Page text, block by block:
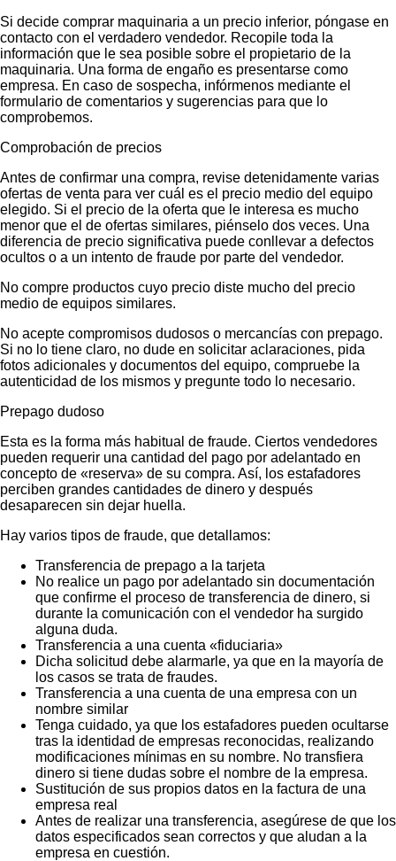
Si decide comprar maquinaria a un precio inferior, póngase en
contacto con el verdadero vendedor. Recopile toda la
información que le sea posible sobre el propietario de la
maquinaria. Una forma de engaño es presentarse como
empresa. En caso de sospecha, infórmenos mediante el
formulario de comentarios y sugerencias para que lo
comprobemos.
Comprobación de precios
Antes de confirmar una compra, revise detenidamente varias
ofertas de venta para ver cuál es el precio medio del equipo
elegido. Si el precio de la oferta que le interesa es mucho
menor que el de ofertas similares, piénselo dos veces. Una
diferencia de precio significativa puede conllevar a defectos
ocultos o a un intento de fraude por parte del vendedor.
No compre productos cuyo precio diste mucho del precio
medio de equipos similares.
No acepte compromisos dudosos o mercancías con prepago.
Si no lo tiene claro, no dude en solicitar aclaraciones, pida
fotos adicionales y documentos del equipo, compruebe la
autenticidad de los mismos y pregunte todo lo necesario.
Prepago dudoso
Esta es la forma más habitual de fraude. Ciertos vendedores
pueden requerir una cantidad del pago por adelantado en
concepto de «reserva» de su compra. Así, los estafadores
perciben grandes cantidades de dinero y después
desaparecen sin dejar huella.
Hay varios tipos de fraude, que detallamos:
Transferencia de prepago a la tarjeta
No realice un pago por adelantado sin documentación
que confirme el proceso de transferencia de dinero, si
durante la comunicación con el vendedor ha surgido
alguna duda.
Transferencia a una cuenta «fiduciaria»
Dicha solicitud debe alarmarle, ya que en la mayoría de
los casos se trata de fraudes.
Transferencia a una cuenta de una empresa con un
nombre similar
Tenga cuidado, ya que los estafadores pueden ocultarse
tras la identidad de empresas reconocidas, realizando
modificaciones mínimas en su nombre. No transfiera
dinero si tiene dudas sobre el nombre de la empresa.
Sustitución de sus propios datos en la factura de una
empresa real
Antes de realizar una transferencia, asegúrese de que los
datos especificados sean correctos y que aludan a la
empresa en cuestión.